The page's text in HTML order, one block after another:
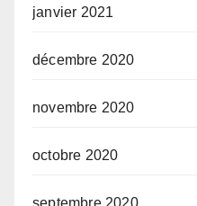
janvier 2021
décembre 2020
novembre 2020
octobre 2020